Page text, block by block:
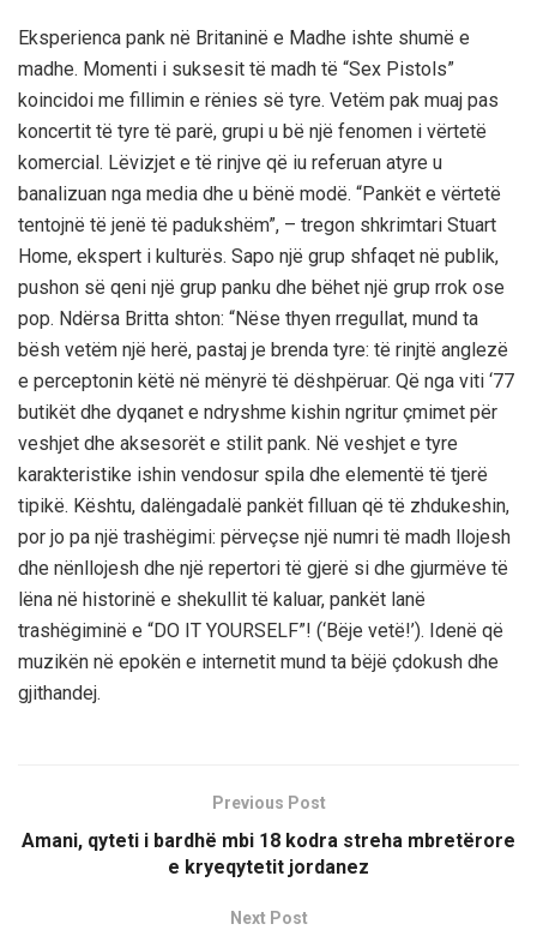
Eksperienca pank në Britaninë e Madhe ishte shumë e
madhe. Momenti i suksesit të madh të “Sex Pistols”
koincidoi me fillimin e rënies së tyre. Vetëm pak muaj pas
koncertit të tyre të parë, grupi u bë një fenomen i vërtetë
komercial. Lëvizjet e të rinjve që iu referuan atyre u
banalizuan nga media dhe u bënë modë. “Pankët e vërtetë
tentojnë të jenë të padukshëm”, – tregon shkrimtari Stuart
Home, ekspert i kulturës. Sapo një grup shfaqet në publik,
pushon së qeni një grup panku dhe bëhet një grup rrok ose
pop. Ndërsa Britta shton: “Nëse thyen rregullat, mund ta
bësh vetëm një herë, pastaj je brenda tyre: të rinjtë anglezë
e perceptonin këtë në mënyrë të dëshpëruar. Që nga viti ‘77
butikët dhe dyqanet e ndryshme kishin ngritur çmimet për
veshjet dhe aksesorët e stilit pank. Në veshjet e tyre
karakteristike ishin vendosur spila dhe elementë të tjerë
tipikë. Kështu, dalëngadalë pankët filluan që të zhdukeshin,
por jo pa një trashëgimi: përveçse një numri të madh llojesh
dhe nënllojesh dhe një repertori të gjerë si dhe gjurmëve të
lëna në historinë e shekullit të kaluar, pankët lanë
trashëgiminë e “DO IT YOURSELF”! (‘Bëje vetë!’). Idenë që
muzikën në epokën e internetit mund ta bëjë çdokush dhe
gjithandej.
Previous Post
Amani, qyteti i bardhë mbi 18 kodra streha mbretërore
e kryeqytetit jordanez
Next Post